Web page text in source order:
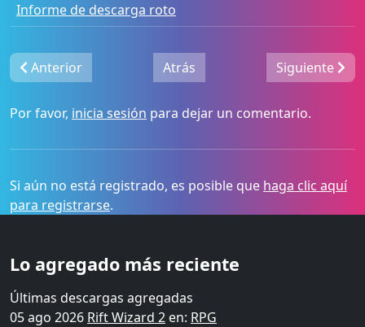
Informe de descarga roto
Anterior Atrás Siguiente
Por favor, inicia sesión para dejar un comentario.
Si aún no está registrado, es posible que haga clic aquí
para registrarse.
Lo agregado más reciente
Últimas descargas agregadas
05 ago 2026 Rift Wizard 2 en: RPG